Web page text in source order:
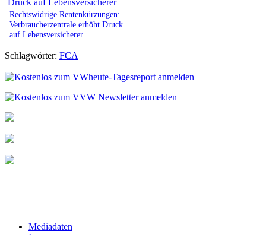
Rechtswidrige Rentenkürzungen:
Verbraucherzentrale erhöht Druck
auf Lebensversicherer
Schlagwörter: FCA
Mediadaten